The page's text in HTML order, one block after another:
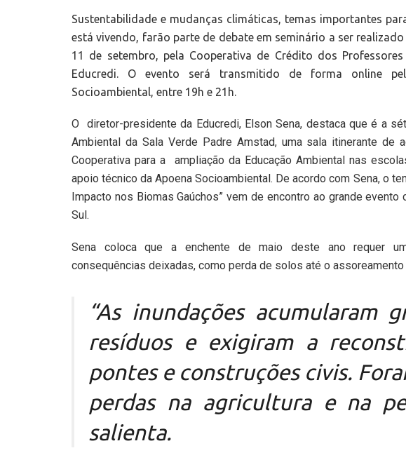
Sustentabilidade e mudanças climáticas, temas importantes
está vivendo, farão parte de debate em seminário a ser
11 de setembro, pela Cooperativa de Crédito dos
Educredi. O evento será transmitido de forma online
Socioambiental, entre 19h e 21h.
O diretor-presidente da Educredi, Elson Sena, destaca que é a
Ambiental da Sala Verde Padre Amstad, uma sala itinerante de
Cooperativa para a ampliação da Educação Ambiental nas
apoio técnico da Apoena Socioambiental. De acordo com Sena, o
Impacto nos Biomas Gaúchos” vem de encontro ao grande evento
Sul.
Sena coloca que a enchente de maio deste ano requer
consequências deixadas, como perda de solos até o
“As inundações acumularam
resíduos e exigiram a
pontes e construções civis.
perdas na agricultura e na
salienta.